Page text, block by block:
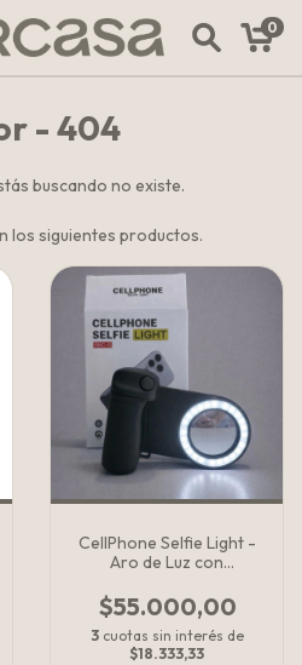
0
- 404
buscando no existe.
los siguientes productos.
CellPhone Selfie Light -
Aro de Luz con
$55.000,00
3 cuotas sin interés de
$18.333,33